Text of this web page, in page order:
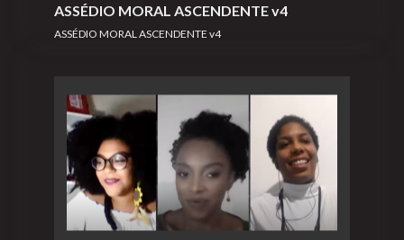
ASSÉDIO MORAL ASCENDENTE v4
ASSÉDIO MORAL ASCENDENTE v4